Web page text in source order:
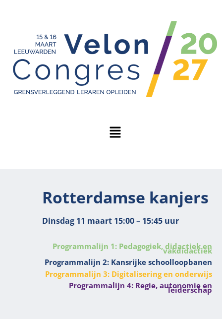
Rotterdamse kanjers
Dinsdag 11 maart 15:00 – 15:45 uur
Programmalijn 1: Pedagogiek, didactiek en
vakdidactiek
Programmalijn 2: Kansrijke schoolloopbanen
Programmalijn 3: Digitalisering en onderwijs
Programmalijn 4: Regie, autonomie en
leiderschap